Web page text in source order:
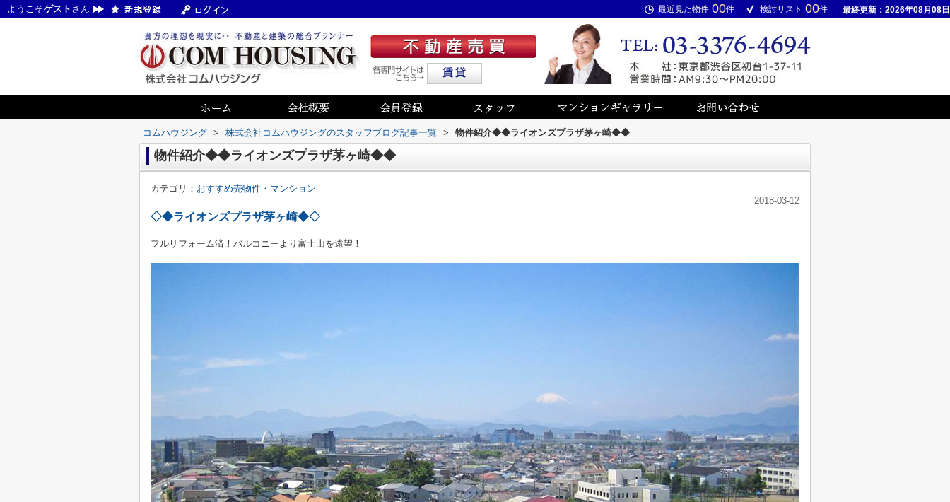
ようこそゲスト さん 最近見た物件 00件 検討リスト 00件 最終更新：2026年08月08日
コムハウジング > 株式会社コムハウジングのスタッフブログ記事一覧 > 物件紹介◆◆ライオンズプラザ茅ヶ崎◆◆
物件紹介◆◆ライオンズプラザ茅ヶ崎◆◆
カテゴリ： おすすめ売物件・マンション
2018-03-12
◇◆ライオンズプラザ茅ヶ崎◆◇
フルリフォーム済！バルコニーより富士山を遠望！